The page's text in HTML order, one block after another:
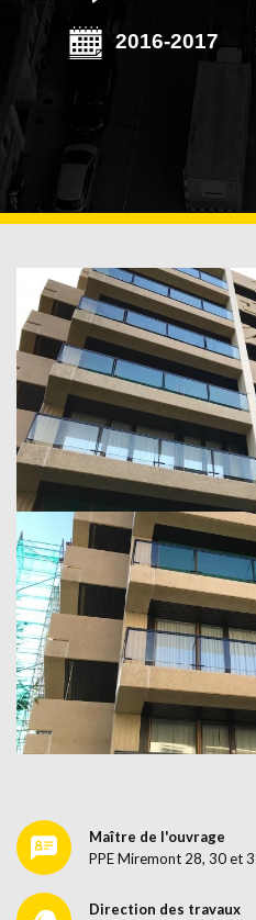
2016-2017
Maître de l'ouvrage
PPE Miremont 28, 30 et
Direction des travaux